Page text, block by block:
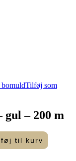
Tilføj som
– 200 m
til kurv